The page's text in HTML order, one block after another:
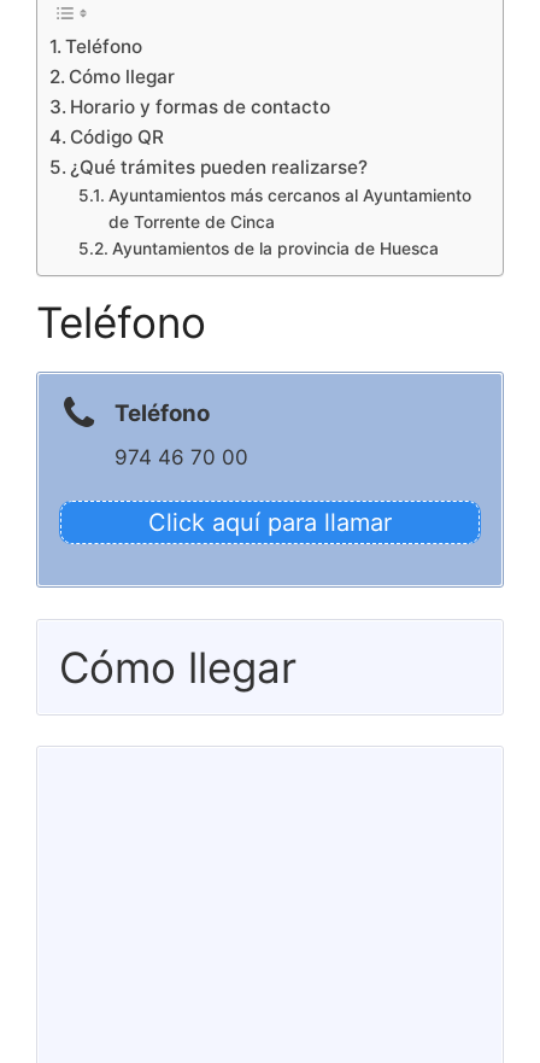
Teléfono
Cómo llegar
Horario y formas de contacto
Código QR
¿Qué trámites pueden realizarse?
Ayuntamientos más cercanos al Ayuntamiento
de Torrente de Cinca
Ayuntamientos de la provincia de Huesca
Teléfono
Teléfono
974 46 70 00
Click aquí para llamar
Cómo llegar